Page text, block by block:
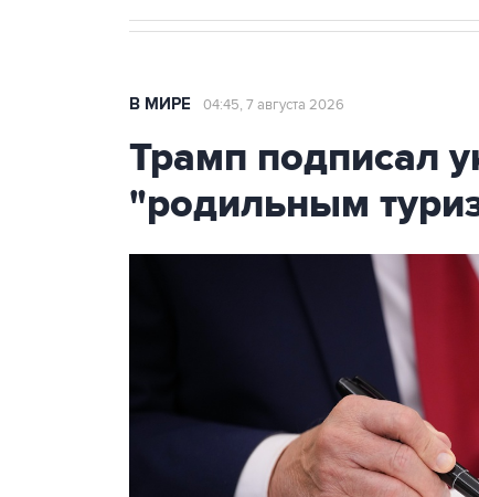
В МИРЕ 04:45, 7 августа 2026
Трамп подписал
"родильным